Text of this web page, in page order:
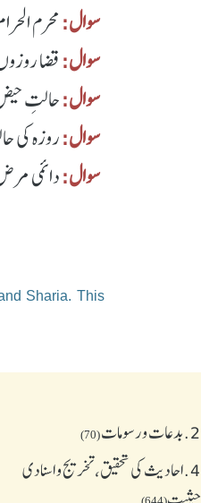
سوال:محرم
سوال:قضا
سوال:حالتِ
سوال:روزہ کی
سوال:دائمی
Sharia. This
2. بدعات و رسومات(70)
4. احادیث کی تحقیق، تخریج و اسنادی